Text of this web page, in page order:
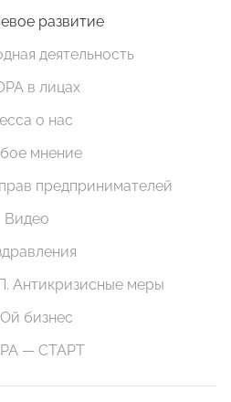
развитие
деятельность
в лицах
о нас
мнение
предпринимателей
Видео
Антикризисные меры
бизнес
— СТАРТ